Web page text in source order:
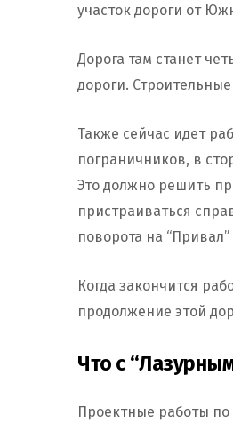
участок дороги от
Дорога там станет
дороги.
Также сейчас идет
пограничников, в
Это должно решить
пристраиваться
поворота на
Когда закончится
продолжение этой
Что с
Проектные работы